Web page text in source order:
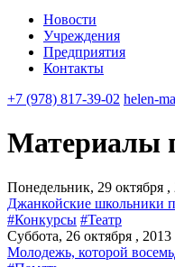
Новости
Учреждения
Предприятия
Контакты
+7 (978) 817-39-02 helen-
Материалы
Понедельник, 29 октября ,
Джанкойские школьники
#Конкурсы #Театр
Суббота, 26 октября , 2013
Молодежь, которой